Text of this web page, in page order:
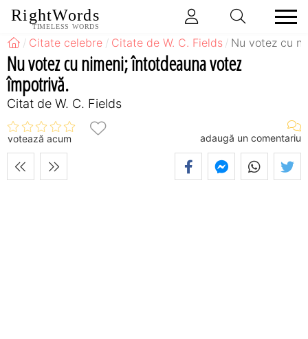
RightWords
TIMELESS WORDS
Citate celebre Citate de W. C. Fields Nu votez cu
Nu votez cu nimeni; întotdeauna votez
împotrivă.
Citat de W. C. Fields
votează acum adaugă un comentariu